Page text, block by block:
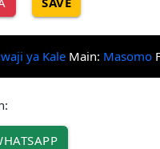
ya KaleMain: Masomo